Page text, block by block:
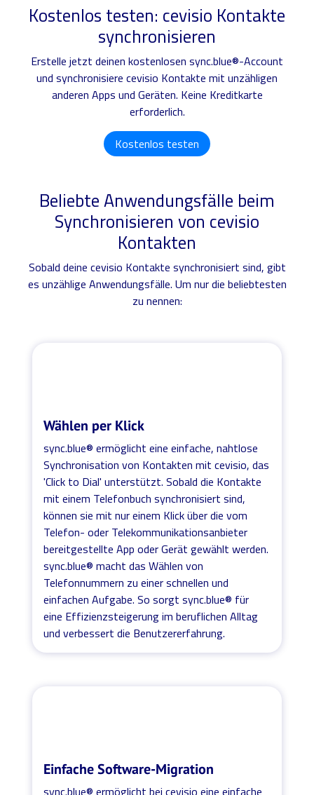
Kostenlos testen: cevisio Kontakte
synchronisieren
Erstelle jetzt deinen kostenlosen sync.blue®-Account
und synchronisiere cevisio Kontakte mit unzähligen
anderen Apps und Geräten. Keine Kreditkarte
erforderlich.
Kostenlos testen
Beliebte Anwendungsfälle beim
Synchronisieren von cevisio
Kontakten
Sobald deine cevisio Kontakte synchronisiert sind, gibt
es unzählige Anwendungsfälle. Um nur die beliebtesten
zu nennen:
Wählen per Klick
sync.blue® ermöglicht eine einfache, nahtlose
Synchronisation von Kontakten mit cevisio, das
'Click to Dial' unterstützt. Sobald die Kontakte
mit einem Telefonbuch synchronisiert sind,
können sie mit nur einem Klick über die vom
Telefon- oder Telekommunikationsanbieter
bereitgestellte App oder Gerät gewählt werden.
sync.blue® macht das Wählen von
Telefonnummern zu einer schnellen und
einfachen Aufgabe. So sorgt sync.blue® für
eine Effizienzsteigerung im beruflichen Alltag
und verbessert die Benutzererfahrung.
Einfache Software-Migration
sync.blue® ermöglicht bei cevisio eine einfache